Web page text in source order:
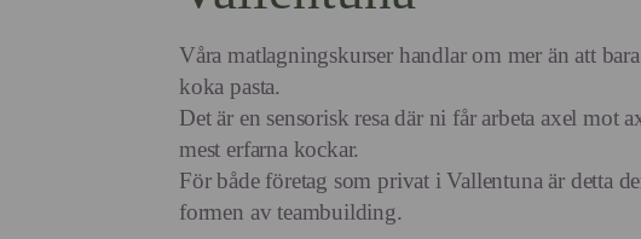
Våra matlagningskurser handlar om mer än att
koka pasta.
Det är en sensorisk resa där ni får arbeta axel mot
mest erfarna kockar.
För både företag som privat i Vallentuna är detta
formen av teambuilding.